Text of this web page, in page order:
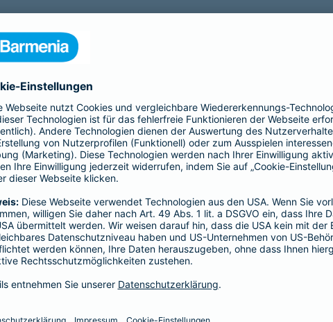
Dr. Andreas Eurich
Frank Lamsfuß
Oliver Schoeller
Alina vom Bruck
Aktiengesellschaft